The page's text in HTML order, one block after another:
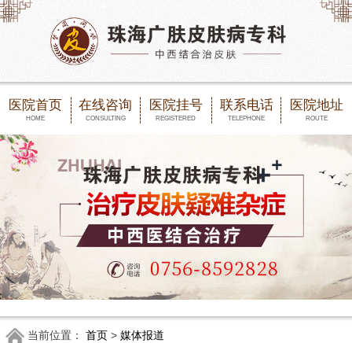
医院首页
HOME
在线咨询
CONSULTING
医院挂号
REGISTERED
联系电话
TELEPHONE
医院地址
ROUTE
当前位置： 首页> 媒体报道